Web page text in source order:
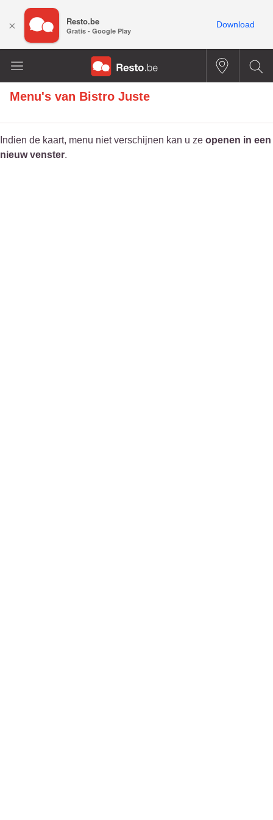
Menu's van Bistro Juste
Indien de kaart, menu niet verschijnen kan u ze openen in een
nieuw venster.
× Resto.be
Gratis - Google Play
Download